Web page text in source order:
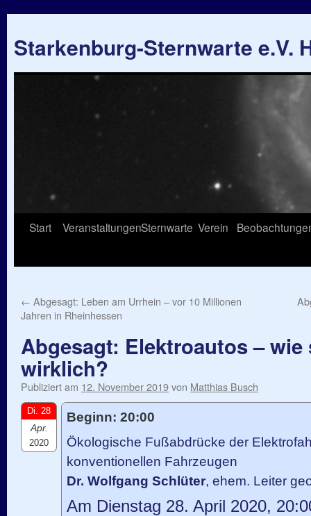
Starkenburg-Sternwarte e.V.
Springe
Start VeranstaltungenSternwarte Verein
← Abgesagt: Leben am Urrhein – vor 10 Millionen
Jahren in Rheinhessen
Abgesagt: Elektroautos –
wirklich?
Publiziert am 12. November 2019von Matthias Busch
Di. 28
Apr.
2020
Beginn: 20:00
Ökologische Fußabdrücke der
konventionellen Fahrzeugen
Dr. Wolfgang Schlüter, ehem. Leiter
Am Dienstag 28. April 2020,